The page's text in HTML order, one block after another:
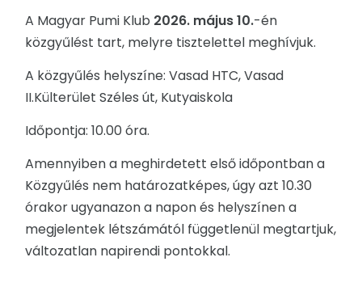
A Magyar Pumi Klub 2026. május 10.-én
közgyűlést tart, melyre tisztelettel meghívjuk.
A közgyűlés helyszíne: Vasad HTC, Vasad
II.Külterület Széles út, Kutyaiskola
Időpontja: 10.00 óra.
Amennyiben a meghirdetett első időpontban a
Közgyűlés nem határozatképes, úgy azt 10.30
órakor ugyanazon a napon és helyszínen a
megjelentek létszámától függetlenül megtartjuk,
változatlan napirendi pontokkal.